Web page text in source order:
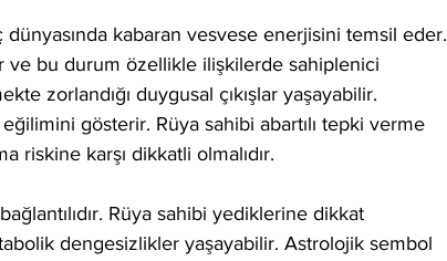
kabaran vesvese enerjisini temsil eder.
ve bu durum özellikle ilişkilerde sahiplenici
zorlandığı duygusal çıkışlar yaşayabilir.
eğilimini gösterir. Rüya sahibi abartılı tepki verme
riskine karşı dikkatli olmalıdır.
Rüya sahibi yediklerine dikkat
dengesizlikler yaşayabilir. Astrolojik sembol